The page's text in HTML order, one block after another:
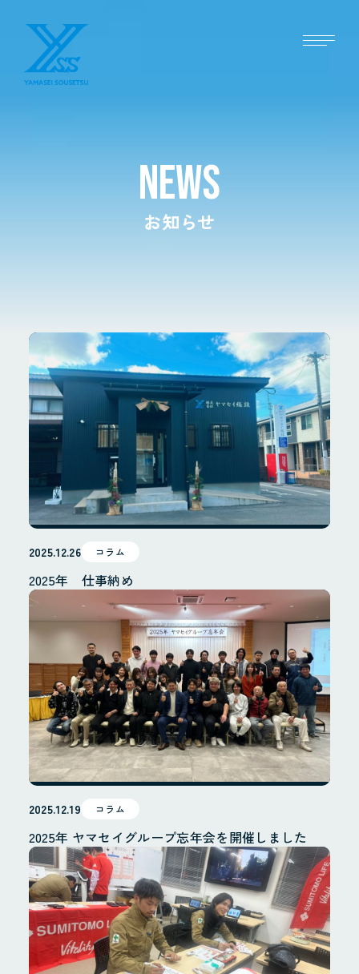
NEWS
お知らせ
2025.12.26 コラム
2025年 仕事納め
2025.12.19 コラム
2025年 ヤマセイグループ忘年会を開催しました